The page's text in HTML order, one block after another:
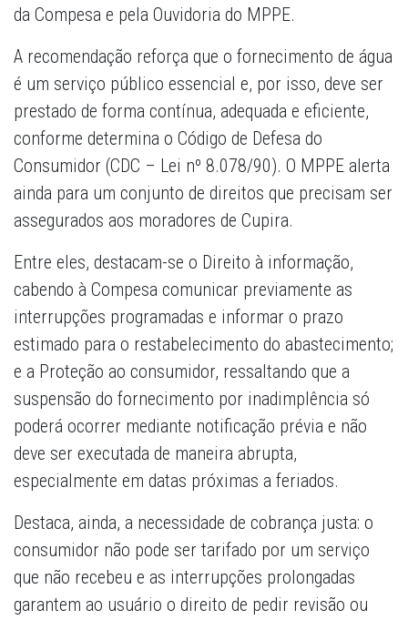
da Compesa e pela Ouvidoria do MPPE.
A recomendação reforça que o fornecimento de água
é um serviço público essencial e, por isso, deve ser
prestado de forma contínua, adequada e eficiente,
conforme determina o Código de Defesa do
Consumidor (CDC – Lei nº 8.078/90). O MPPE alerta
ainda para um conjunto de direitos que precisam ser
assegurados aos moradores de Cupira.
Entre eles, destacam-se o Direito à informação,
cabendo à Compesa comunicar previamente as
interrupções programadas e informar o prazo
estimado para o restabelecimento do abastecimento;
e a Proteção ao consumidor, ressaltando que a
suspensão do fornecimento por inadimplência só
poderá ocorrer mediante notificação prévia e não
deve ser executada de maneira abrupta,
especialmente em datas próximas a feriados.
Destaca, ainda, a necessidade de cobrança justa: o
consumidor não pode ser tarifado por um serviço
que não recebeu e as interrupções prolongadas
garantem ao usuário o direito de pedir revisão ou